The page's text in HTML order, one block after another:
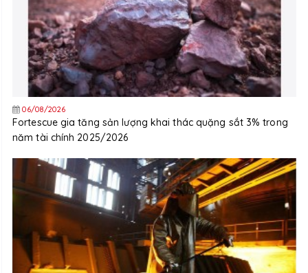
06/08/2026
Fortescue gia tăng sản lượng khai thác quặng sắt 3% trong
năm tài chính 2025/2026